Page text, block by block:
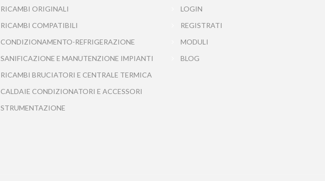
RICAMBI ORIGINALI
RICAMBI COMPATIBILI
CONDIZIONAMENTO-REFRIGERAZIONE
SANIFICAZIONE E MANUTENZIONE IMPIANTI
RICAMBI BRUCIATORI E CENTRALE TERMICA
CALDAIE CONDIZIONATORI E ACCESSORI
STRUMENTAZIONE
LOGIN
REGISTRATI
MODULI
BLOG